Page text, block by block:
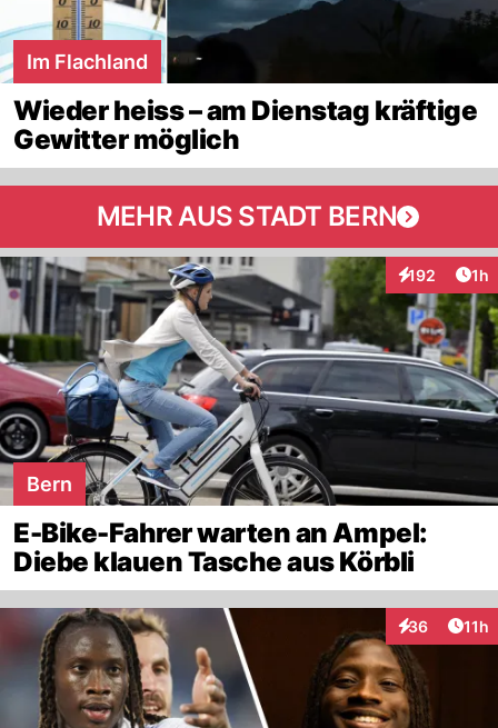
Im Flachland
Wieder heiss – am Dienstag kräftige
Gewitter möglich
MEHR AUS STADT BERN
192
Interaktionen
1h
Bern
E-Bike-Fahrer warten an Ampel:
Diebe klauen Tasche aus Körbli
36
Interaktionen
11h